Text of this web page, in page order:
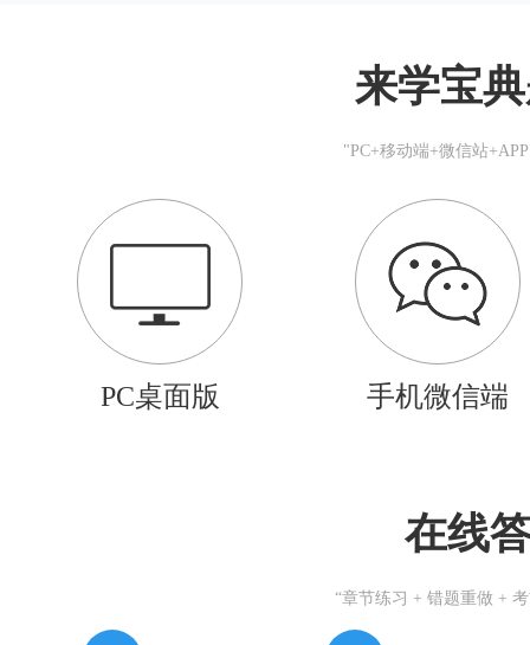
来学宝
"PC+移动端+微信站
PC桌面版 手机微信端
在线
“章节练习 + 错题重做 +